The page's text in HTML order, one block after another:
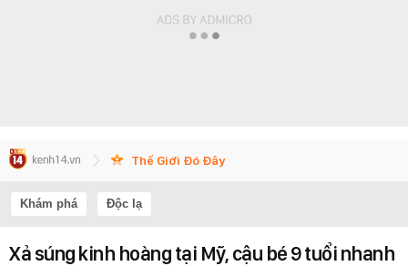
Thế Giới Đó Đây
Khám phá Độc lạ
Xả súng kinh hoàng tại Mỹ, cậu bé 9 tuổi nhanh